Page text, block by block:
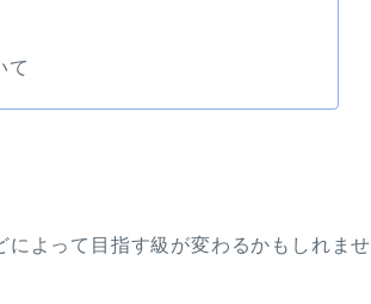
て
よって目指す級が変わるかもしれませ